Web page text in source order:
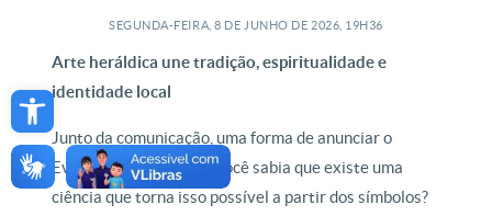
Open toolbar
SEGUNDA-FEIRA, 8 DE JUNHO DE 2026, 19H36
Arte heráldica une tradição, espiritualidade e
identidade local
Junto da comunicação, uma forma de anunciar o
Evangelho é pela arte. Você sabia que existe uma
ciência que torna isso possível a partir dos símbolos?